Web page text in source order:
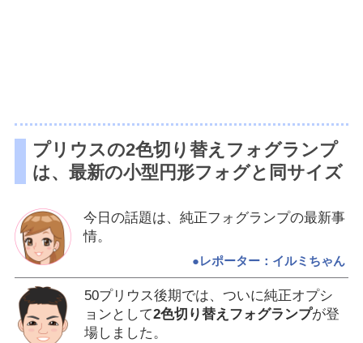
プリウスの2色切り替えフォグランプ
は、最新の小型円形フォグと同サイズ
今日の話題は、純正フォグランプの最新事
情。
●レポーター：イルミちゃん
50プリウス後期では、ついに純正オプシ
ョンとして2色切り替えフォグランプが登
場しました。